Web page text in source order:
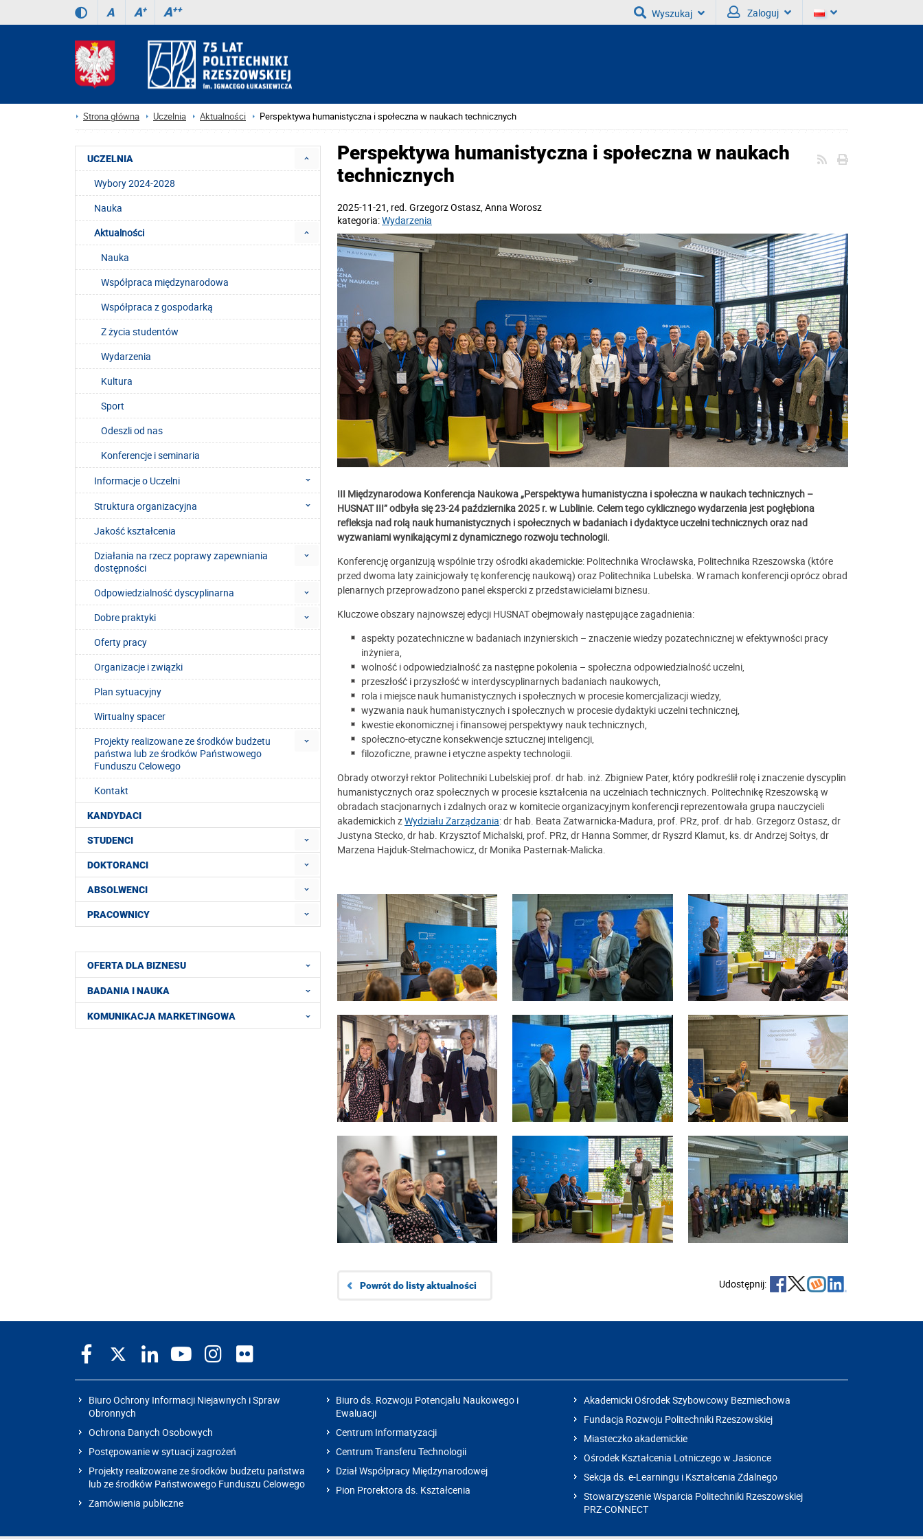
A A+ A++ Wyszukaj Zaloguj
Strona główna Uczelnia Aktualności Perspektywa humanistyczna i społeczna w naukach technicznych
Perspektywa humanistyczna i społeczna w naukach
technicznych
2025-11-21, red. Grzegorz Ostasz, Anna Worosz
kategoria:Wydarzenia
III Międzynarodowa Konferencja Naukowa „Perspektywa humanistyczna i społeczna w naukach technicznych –
HUSNAT III” odbyła się 23-24 października 2025 r. w Lublinie. Celem tego cyklicznego wydarzenia jest pogłębiona
refleksja nad rolą nauk humanistycznych i społecznych w badaniach i dydaktyce uczelni technicznych oraz nad
wyzwaniami wynikającymi z dynamicznego rozwoju technologii.
Konferencję organizują wspólnie trzy ośrodki akademickie: Politechnika Wrocławska, Politechnika Rzeszowska (które
przed dwoma laty zainicjowały tę konferencję naukową) oraz Politechnika Lubelska. W ramach konferencji oprócz obrad
plenarnych przeprowadzono panel ekspercki z przedstawicielami biznesu.
Kluczowe obszary najnowszej edycji HUSNAT obejmowały następujące zagadnienia:
aspekty pozatechniczne w badaniach inżynierskich – znaczenie wiedzy pozatechnicznej w efektywności pracy
inżyniera,
wolność i odpowiedzialność za następne pokolenia – społeczna odpowiedzialność uczelni,
przeszłość i przyszłość w interdyscyplinarnych badaniach naukowych,
rola i miejsce nauk humanistycznych i społecznych w procesie komercjalizacji wiedzy,
wyzwania nauk humanistycznych i społecznych w procesie dydaktyki uczelni technicznej,
kwestie ekonomicznej i finansowej perspektywy nauk technicznych,
społeczno-etyczne konsekwencje sztucznej inteligencji,
filozoficzne, prawne i etyczne aspekty technologii.
Obrady otworzył rektor Politechniki Lubelskiej prof. dr hab. inż. Zbigniew Pater, który podkreślił rolę i znaczenie dyscyplin
humanistycznych oraz społecznych w procesie kształcenia na uczelniach technicznych. Politechnikę Rzeszowską w
obradach stacjonarnych i zdalnych oraz w komitecie organizacyjnym konferencji reprezentowała grupa nauczycieli
akademickich zWydziału Zarządzania: dr hab. Beata Zatwarnicka-Madura, prof. PRz, prof. dr hab. Grzegorz Ostasz, dr
Justyna Stecko, dr hab. Krzysztof Michalski, prof. PRz, dr Hanna Sommer, dr Ryszrd Klamut, ks. dr Andrzej Sołtys, dr
Marzena Hajduk-Stelmachowicz, dr Monika Pasternak-Malicka.
Udostępnij:
Powrót do listy aktualności
UCZELNIA
Wybory 2024-2028
Nauka
Aktualności
Nauka
Współpraca międzynarodowa
Współpraca z gospodarką
Z życia studentów
Wydarzenia
Kultura
Sport
Odeszli od nas
Konferencje i seminaria
Informacje o Uczelni
Struktura organizacyjna
Jakość kształcenia
Działania na rzecz poprawy zapewniania
dostępności
Odpowiedzialność dyscyplinarna
Dobre praktyki
Oferty pracy
Organizacje i związki
Plan sytuacyjny
Wirtualny spacer
Projekty realizowane ze środków budżetu
państwa lub ze środków Państwowego
Funduszu Celowego
Kontakt
KANDYDACI
STUDENCI
DOKTORANCI
ABSOLWENCI
PRACOWNICY
OFERTA DLA BIZNESU
BADANIA I NAUKA
KOMUNIKACJA MARKETINGOWA
Biuro Ochrony Informacji Niejawnych i Spraw
Obronnych
Ochrona Danych Osobowych
Postępowanie w sytuacji zagrożeń
Projekty realizowane ze środków budżetu państwa
lub ze środków Państwowego Funduszu Celowego
Zamówienia publiczne
Biuro ds. Rozwoju Potencjału Naukowego i
Ewaluacji
Centrum Informatyzacji
Centrum Transferu Technologii
Dział Współpracy Międzynarodowej
Pion Prorektora ds. Kształcenia
Akademicki Ośrodek Szybowcowy Bezmiechowa
Fundacja Rozwoju Politechniki Rzeszowskiej
Miasteczko akademickie
Ośrodek Kształcenia Lotniczego w Jasionce
Sekcja ds. e-Learningu i Kształcenia Zdalnego
Stowarzyszenie Wsparcia Politechniki Rzeszowskiej
PRZ-CONNECT